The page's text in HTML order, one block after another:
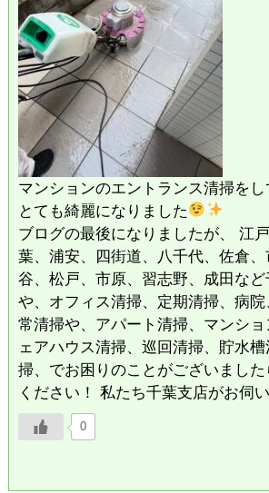
マンションのエントランス清掃をし
とても綺麗になりました
ブログの最後になりましたが、 江
葉、浦安、四街道、八千代、佐倉
谷、松戸、市原、習志野、成田な
や、オフィス清掃、定期清掃、病
常清掃や、アパート清掃、マンシ
ェアハウス清掃、巡回清掃、貯水
掃、でお困りのことがございまし
ください！ 私たち千葉支店がお伺
0